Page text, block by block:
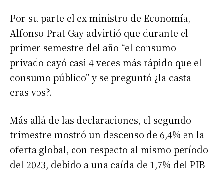
Por su parte el ex ministro de Economía,
Alfonso Prat Gay advirtió que durante el
primer semestre del año “el consumo
privado cayó casi 4 veces más rápido que el
consumo público” y se preguntó ¿la casta
eras vos?.
Más allá de las declaraciones, el segundo
trimestre mostró un descenso de 6,4% en la
oferta global, con respecto al mismo período
del 2023, debido a una caída de 1,7% del PIB